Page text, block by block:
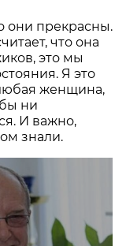
они прекрасны.
что она
это мы
Я это
женщина,
ни
И важно,
знали.